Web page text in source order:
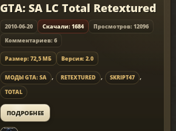
GTA: SA LC Total Retextured
2010-06-20 Скачали: 1684
Просмотров: 12096
Комментариев: 6
Размер: 72,5 МБ Версия: 2.0
МОДЫ GTA: SA , RETEXTURED , SKRIPT47 ,
TOTAL
ПОДРОБНЕЕ